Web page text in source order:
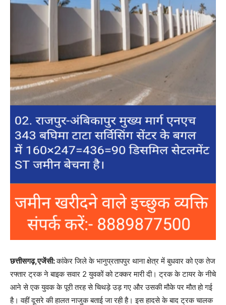
छत्तीसगढ़,एजेंसी:कांकेर जिले के भानुप्रतापपुर थाना क्षेत्र में बुधवार को एक तेज
रफ्तार ट्रक ने बाइक सवार 2 युवकों को टक्कर मारी दी। ट्रक के टायर के नीचे
आने से एक युवक के पूरी तरह से चिथड़े उड़ गए और उसकी मौके पर मौत हो गई
है। वहीं दूसरे की हालत नाजुक बताई जा रही है। इस हादसे के बाद ट्रक चालक